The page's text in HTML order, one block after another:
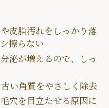
皮脂汚れをしっかり落
擦らない
泌が増えるので、しっ
い角質をやさしく除去
穴を目立たせる原因に